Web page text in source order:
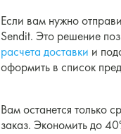
Если вам нужно
Sendit. Это решение
расчета доставки и
оформить в список
Вам останется только
заказ. Экономить до